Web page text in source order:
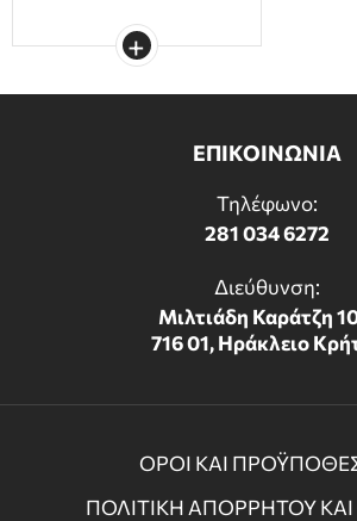
ΕΠΙΚΟΙΝΩΝΙΑ
Τηλέφωνο:
281 034 6272
Διεύθυνση:
Μιλτιάδη Καράτζη
716 01, Ηράκλειο
ΟΡΟΙ ΚΑΙ
ΠΟΛΙΤΙΚΗ ΑΠΟΡΡΗΤΟΥ ΚΑΙ